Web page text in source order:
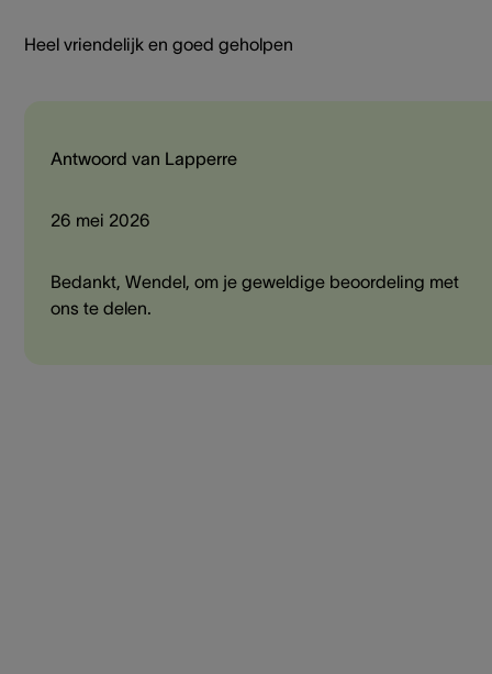
Heel vriendelijk en goed geholpen
Antwoord van Lapperre
26 mei 2026
Bedankt, Wendel, om je geweldige beoordeling met
ons te delen.